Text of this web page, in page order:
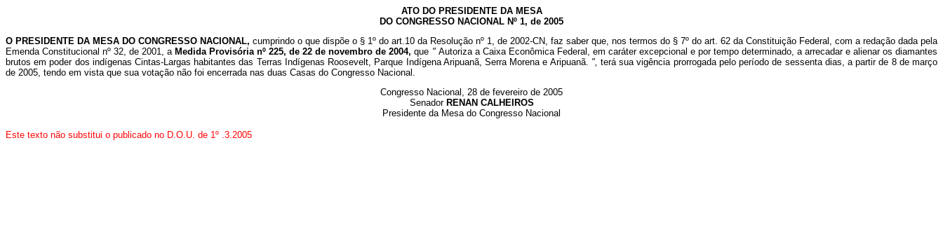
ATO DO PRESIDENTE DA MESA
DO CONGRESSO NACIONAL Nº 1, de 2005
O PRESIDENTE DA MESA DO CONGRESSO NACIONAL, cumprindo o que dispõe o § 1º do art.10 da Resolução nº 1, de 2002-CN, faz saber que, nos termos do § 7º do art. 62 da Constituição Federal, com a redação dada pela
Emenda Constitucional nº 32, de 2001, a Medida Provisória nº 225, de 22 de novembro de 2004,que " Autoriza a Caixa Econômica Federal, em caráter excepcional e por tempo determinado, a arrecadar e alienar os diamantes
brutos em poder dos indígenas Cintas-Largas habitantes das Terras Indígenas Roosevelt, Parque Indígena Aripuanã, Serra Morena e Aripuanã. ",terá sua vigência prorrogada pelo período de sessenta dias, a partir de 8 de março
de 2005, tendo em vista que sua votação não foi encerrada nas duas Casas do Congresso Nacional.
Congresso Nacional, 28 de fevereiro de 2005
Senador RENAN CALHEIROS
Presidente da Mesa do Congresso Nacional
Este texto não substitui o publicado no D.O.U. de 1º .3.2005